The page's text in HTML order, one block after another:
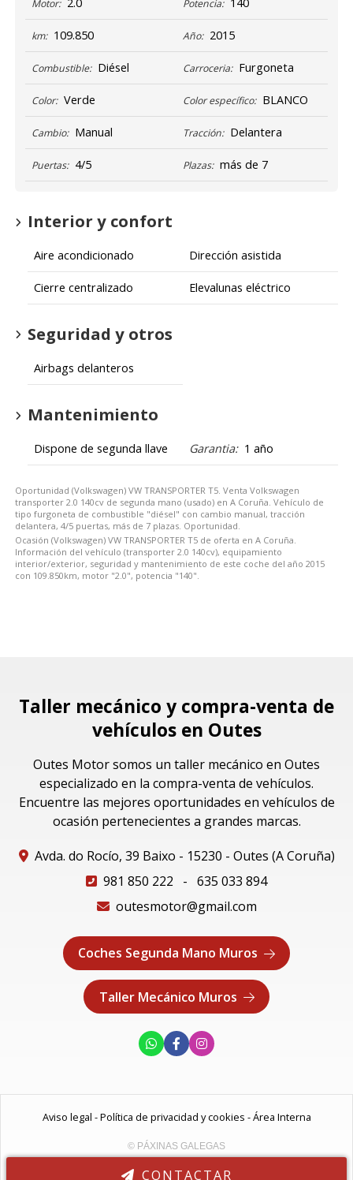
CONTACTAR
Motor: Potencia:
km: 109.850 Año: 2015
Combustible: Diésel Carroceria: Furgoneta
Color: Verde Color específico: BLANCO
Cambio: Manual Tracción: Delantera
Puertas: 4/5 Plazas: más de 7
Interior y confort
Aire acondicionado Dirección asistida
Cierre centralizado Elevalunas eléctrico
Seguridad y otros
Airbags delanteros
Mantenimiento
Dispone de segunda llave Garantia: 1 año
Oportunidad (Volkswagen) VW TRANSPORTER T5. Venta Volkswagen
transporter 2.0 140cv de segunda mano (usado) en A Coruña. Vehículo de
tipo furgoneta de combustible "diésel" con cambio manual, tracción
delantera, 4/5 puertas, más de 7 plazas. Oportunidad.
Ocasión (Volkswagen) VW TRANSPORTER T5 de oferta en A Coruña.
Información del vehículo (transporter 2.0 140cv), equipamiento
interior/exterior, seguridad y mantenimiento de este coche del año 2015
con 109.850km, motor "2.0", potencia "140".
Taller mecánico y compra-venta de
vehículos en Outes
Outes Motor somos un taller mecánico en Outes
especializado en la compra-venta de vehículos.
Encuentre las mejores oportunidades en vehículos de
ocasión pertenecientes a grandes marcas.
Avda. do Rocío, 39 Baixo - 15230 - Outes (A Coruña)
981 850 222
- 635 033 894
outesmotor@gmail.com
Coches Segunda Mano Muros
Taller Mecánico Muros
Aviso legal -Política de privacidad y cookies -Área Interna
© PÁXINAS GALEGAS